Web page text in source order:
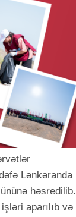
Lənkəranda
həsredilib.
aparılıb və